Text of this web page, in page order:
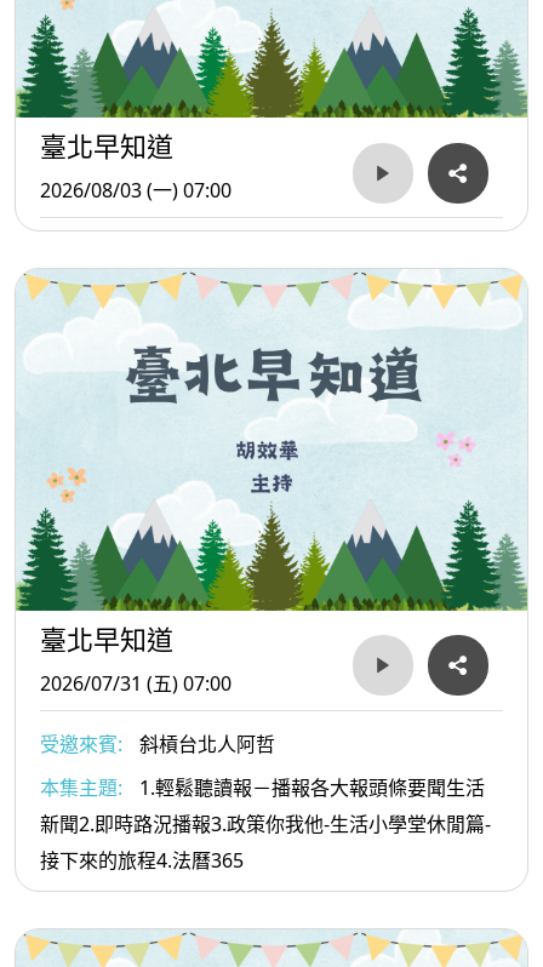
臺北早知道
2026/08/03 (一) 07:00
臺北早知道
2026/07/31 (五) 07:00
受邀來賓:
斜槓台北人阿哲
本集主題:
1.輕鬆聽讀報－播報各大報頭條要聞生活
新聞2.即時路況播報3.政策你我他-生活小學堂休閒篇-
接下來的旅程4.法曆365